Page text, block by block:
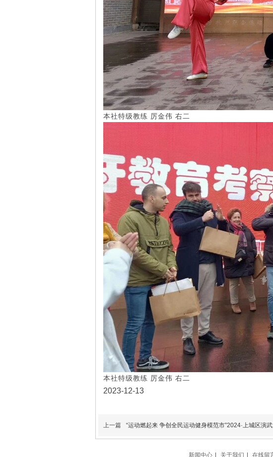
本社特级教练 厉金伟 右二
本社特级教练 厉金伟 右二
2023-12-13
上一篇 “运动燃起来 争创全民运动健身模范市”2024·上城区演
新闻中心 关于我们 在线留